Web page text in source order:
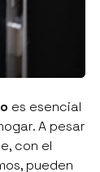
es esencial
A pesar
con el
pueden